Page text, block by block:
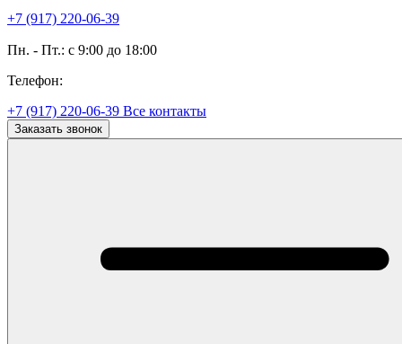
+7 (917) 220-06-39
Пн. - Пт.: с 9:00 до 18:00
Телефон:
+7 (917) 220-06-39 Все контакты
Заказать звонок